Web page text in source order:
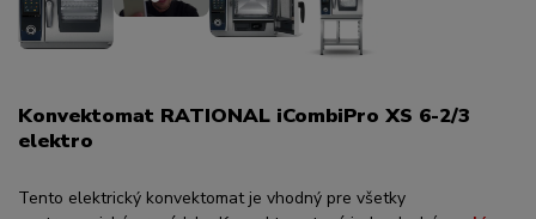
Konvektomat RATIONAL iCombiPro XS 6-2/3
elektro
Tento elektrický konvektomat je vhodný pre všetky